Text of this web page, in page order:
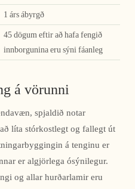
1 árs ábyrgð
45 dögum eftir að hafa fengið
innborgunina eru sýni fáanleg
á vörunni
spjaldið notar
líta stórkostlegt og fallegt út
á tenginu er
er algjörlega ósýnilegur.
og allar hurðarlamir eru